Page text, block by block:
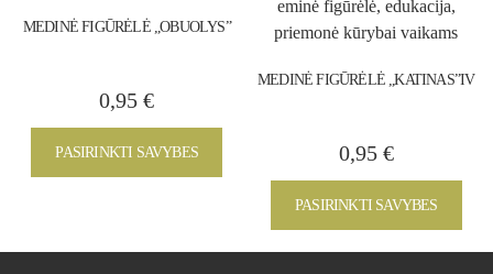
MEDINĖ FIGŪRĖLĖ „OBUOLYS”
0,95€
PASIRINKTI SAVYBES
MEDINĖ FIGŪRĖLĖ „KATINAS”IV
0,95 €
PASIRINKTI SAVYBES